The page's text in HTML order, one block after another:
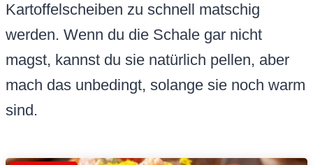
Kartoffelscheiben zu schnell matschig
werden. Wenn du die Schale gar nicht
magst, kannst du sie natürlich pellen, aber
mach das unbedingt, solange sie noch warm
sind.